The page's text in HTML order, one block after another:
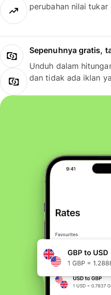
perubahan nilai
Sepenuhnya gratis,
Unduh dalam
dan tidak ada iklan